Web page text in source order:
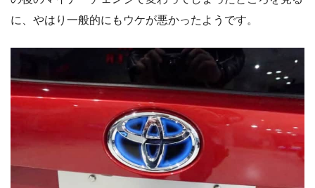
に、やはり一般的にもウケが悪かったようです。